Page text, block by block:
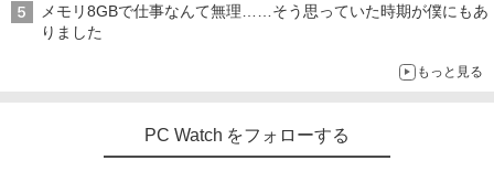
メモリ8GBで仕事なんて無理……そう思っていた時期が僕にもあ
りました
もっと見る
PC Watch をフォローする